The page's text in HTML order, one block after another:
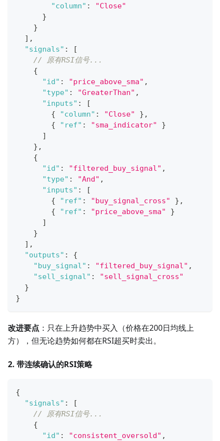
"column" :
"Close"
}
}
] ,
"signals" :
[
// 原有RSI信号...
{
"id" : "price_above_sma" ,
"type" : "GreaterThan" ,
"inputs" :
[
{
"column" : "Close" } ,
{
"ref" : "sma_indicator"
}
]
} ,
{
"id" : "filtered_buy_signal" ,
"type" : "And" ,
"inputs" :
[
{
"ref" : "buy_signal_cross" } ,
{
"ref" : "price_above_sma"
}
]
}
] ,
"outputs" :
{
"buy_signal" : "filtered_buy_signal" ,
"sell_signal" :
"sell_signal_cross"
}
}
改进要点 ：只在上升趋势中买入（价格在200日均线上
方），但无论趋势如何都在RSI超买时卖出。
2. 带连续确认的RSI策略
{
"signals" :
[
// 原有RSI信号...
{
"id" : "consistent_oversold" ,